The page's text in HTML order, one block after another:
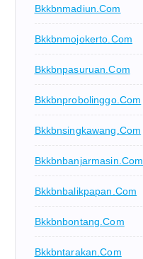
Bkkbnmadiun.com
Bkkbnmojokerto.com
Bkkbnpasuruan.com
Bkkbnprobolinggo.com
Bkkbnsingkawang.com
Bkkbnbanjarmasin.com
Bkkbnbalikpapan.com
Bkkbnbontang.com
Bkkbntarakan.com